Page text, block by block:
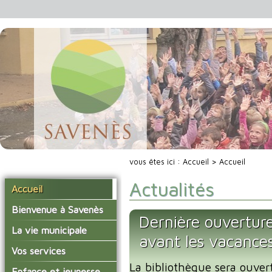
Accueil
Bienvenue à Savenès
Situer Savenès
Savenès en chiffre
L'histoire du village
La vie municipale
Vos élus
Les compte-rendus du
Vos services
La mairie
vous êtes ici : Accueil > Accueil
Actualités
Dernière
avant les
La bibliothèque sera